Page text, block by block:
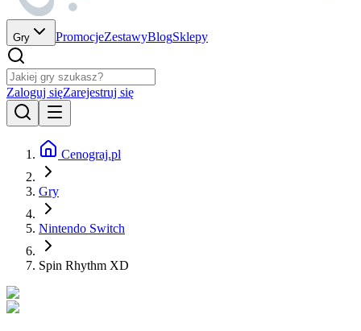
Gry PromocjeZestawyBlogSklepy
Zaloguj sięZarejestruj się
Cenograj.pl
Gry
Nintendo Switch
Spin Rhythm XD